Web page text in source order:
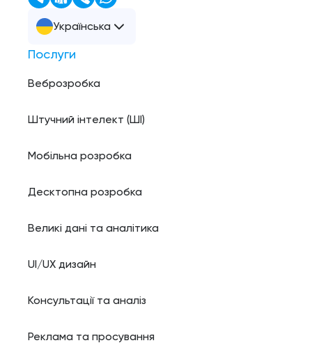
Українська
Послуги
Веброзробка
Штучний інтелект (ШI)
Мобільна розробка
Десктопна розробка
Великі дані та аналітика
UI/UX дизайн
Консультації та аналіз
Реклама та просування